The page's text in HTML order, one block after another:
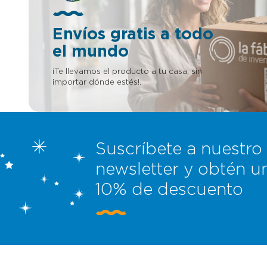
en
Envíos gratis a todo
el mundo
¡Te llevamos el producto a tu casa, sin
importar dónde estés!.
Suscríbete a nuestro
newsletter y obtén
10% de descuento